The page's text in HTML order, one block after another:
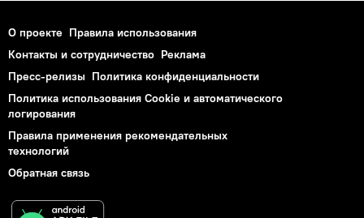
О проекте Правила использования
Контакты и сотрудничество Реклама
Пресс-релизы Политика конфиденциальности
Политика использования Cookie и автоматического
логирования
Правила применения рекомендательных
технологий
Обратная связь